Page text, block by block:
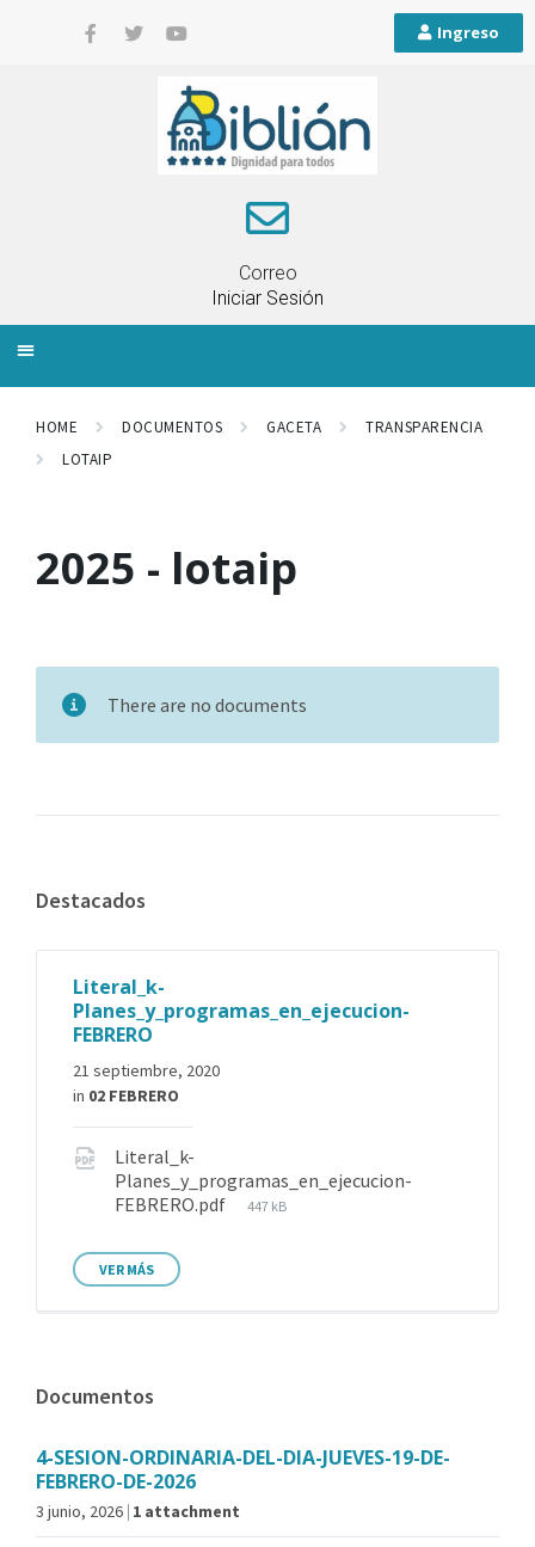
Ingreso
Correo
Iniciar Sesión
HOME DOCUMENTOS GACETA
TRANSPARENCIA
LOTAIP
2025 - lotaip
There are no documents
Destacados
Literal_k-
Planes_y_programas_en_ejecucion-
FEBRERO
21 septiembre, 2020
in 02 FEBRERO
Literal_k-
Planes_y_programas_en_ejecucion-
FEBRERO.pdf
447 kB
VER MÁS
Documentos
4-SESION-ORDINARIA-DEL-DIA-JUEVES-19-DE-
FEBRERO-DE-2026
3 junio, 2026 1 attachment